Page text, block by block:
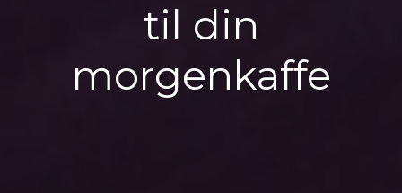
til din
morgenkaffe